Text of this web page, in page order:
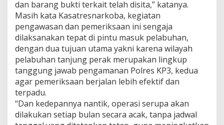
dan barang bukti terkait telah disita,” katanya.
Masih kata Kasatresnarkoba, kegiatan
pengawasan dan pemeriksaan ini sengaja
dilaksanakan tepat di pintu masuk pelabuhan,
dengan dua tujuan utama yakni karena wilayah
pelabuhan tanjung perak merupakan lingkup
tanggung jawab pengamanan Polres KP3, kedua
agar pemeriksaan berjalan lebih efektif dan
terpadu.
“Dan kedepannya nantik, operasi serupa akan
dilakukan setiap bulan secara acak, tanpa jadwal